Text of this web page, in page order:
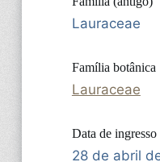
Lauraceae
Família botânica
Lauraceae
Data de
28 de abril